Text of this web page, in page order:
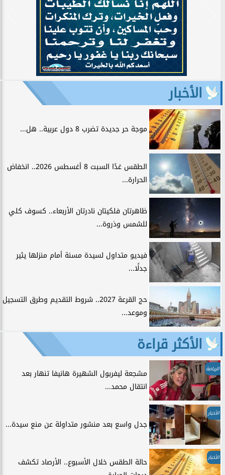
الأخبار
موجة حر جديدة تضرب 8 دول عربية.. هل...
الطقس غدًا السبت 8 أغسطس 2026.. انخفاض
الحرارة...
ظاهرتان فلكيتان نادرتان الأربعاء.. كسوف كلي
للشمس وذروة...
فيديو متداول لسيدة مسنة أمام منزلها يثير
جدلًا...
حج القرعة 2027.. شروط التقديم وطرق التسجيل
وموعد...
الأكثر قراءة
الرياضة
مشجعة ليفربول الشهيرة هانيفا تنهار بعد
انتقال محمد...
الأخبار
جدل واسع بعد منشور متداولة عن منع سيدة...
الأخبار
حالة الطقس خلال الأسبوع.. الأرصاد تكشف